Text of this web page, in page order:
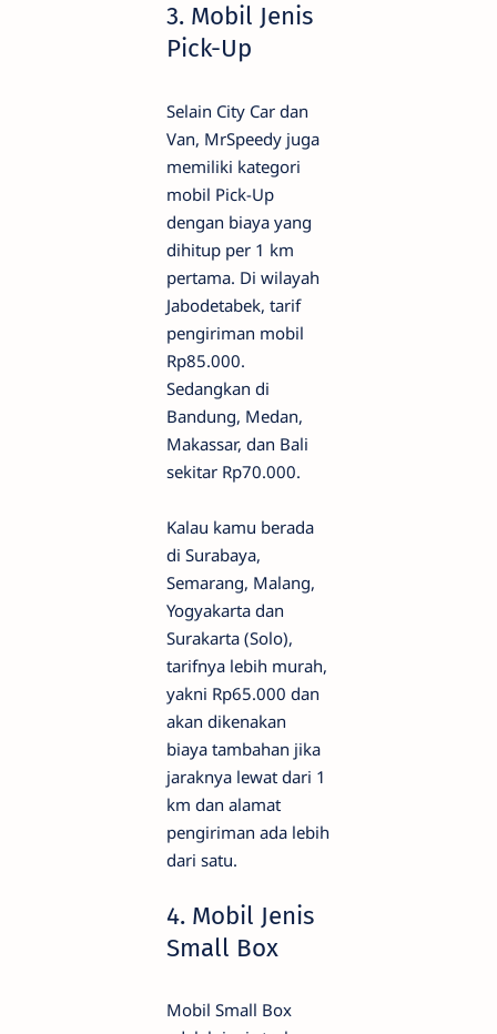
3. Mobil Jenis
Pick-Up
Selain City Car dan
Van, MrSpeedy juga
memiliki kategori
mobil Pick-Up
dengan biaya yang
dihitup per 1 km
pertama. Di wilayah
Jabodetabek, tarif
pengiriman mobil
Rp85.000.
Sedangkan di
Bandung, Medan,
Makassar, dan Bali
sekitar Rp70.000.
Kalau kamu berada
di Surabaya,
Semarang, Malang,
Yogyakarta dan
Surakarta (Solo),
tarifnya lebih murah,
yakni Rp65.000 dan
akan dikenakan
biaya tambahan jika
jaraknya lewat dari 1
km dan alamat
pengiriman ada lebih
dari satu.
4. Mobil Jenis
Small Box
Mobil Small Box